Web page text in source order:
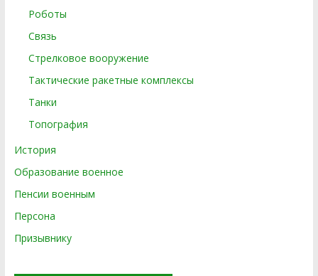
Роботы
Связь
Стрелковое вооружение
Тактические ракетные комплексы
Танки
Топография
История
Образование военное
Пенсии военным
Персона
Призывнику